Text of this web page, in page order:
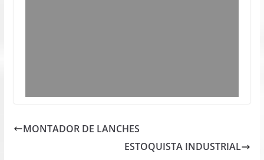
MONTADOR DE LANCHES
ESTOQUISTA INDUSTRIAL